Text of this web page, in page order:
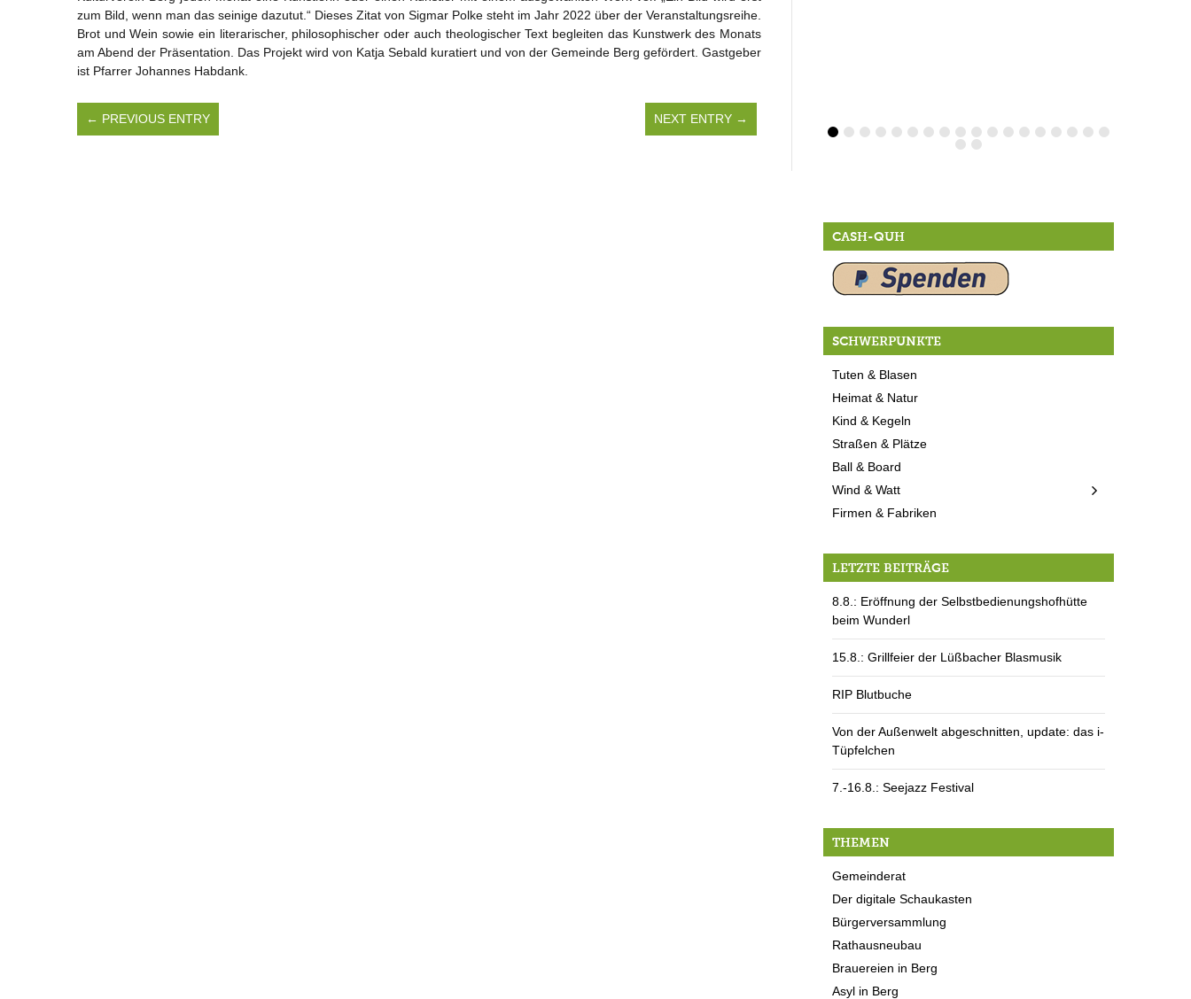
zum Bild, wenn man das seinige dazutut.“ Dieses Zitat von Sigmar Polke steht im Jahr 2022 über der Veranstaltungsreihe.
Brot und Wein sowie ein literarischer, philosophischer oder auch theologischer Text begleiten das Kunstwerk des Monats
am Abend der Präsentation. Das Projekt wird von Katja Sebald kuratiert und von der Gemeinde Berg gefördert. Gastgeber
ist Pfarrer Johannes Habdank.
← PREVIOUS ENTRY NEXT ENTRY →
CASH-QUH
SCHWERPUNKTE
Tuten & Blasen
Heimat & Natur
Kind & Kegeln
Straßen & Plätze
Ball & Board
Wind & Watt
Firmen & Fabriken
LETZTE BEITRÄGE
8.8.: Eröffnung der Selbstbedienungshofhütte
beim Wunderl
15.8.: Grillfeier der Lüßbacher Blasmusik
RIP Blutbuche
Von der Außenwelt abgeschnitten, update: das i-
Tüpfelchen
7.-16.8.: Seejazz Festival
THEMEN
Gemeinderat
Der digitale Schaukasten
Bürgerversammlung
Rathausneubau
Brauereien in Berg
Asyl in Berg